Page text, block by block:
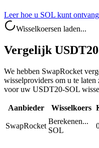
Leer hoe u SOL kunt
Wisselkoersen laden...
Vergelijk
We hebben SwapRocket
wisselproviders om u te
voor uw USDT20-SOL
Aanbieder Wisselkoers
SwapRocket
Berekenen...
SOL